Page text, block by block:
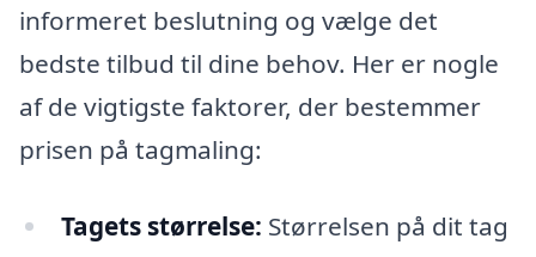
informeret beslutning og vælge det
bedste tilbud til dine behov. Her er nogle
af de vigtigste faktorer, der bestemmer
prisen på tagmaling:
Tagets størrelse: Størrelsen på dit tag